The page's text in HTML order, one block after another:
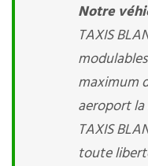
Notre
TAXIS
maximum
aeroport la
TAXIS
toute